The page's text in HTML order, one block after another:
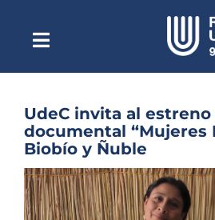
contenidoToggle
NavigationEscuchar Radio
Quiénes
Podcast
Noticias
UdeC invita al estreno
documental “Mujeres
Biobío y Ñuble
Ver
imagen
más